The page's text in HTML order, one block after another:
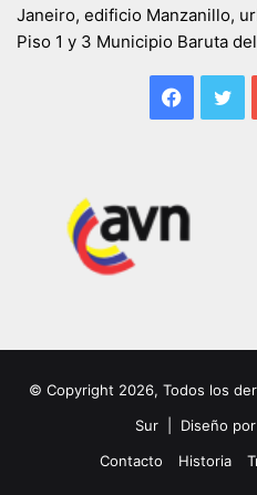
Janeiro, edificio Manzanillo,
Piso 1 y 3 Municipio Baruta
© Copyright 2026, Todos los
Sur | Diseño por
Contacto
Historia